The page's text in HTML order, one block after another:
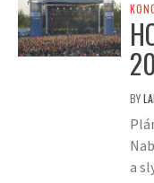
BY
a